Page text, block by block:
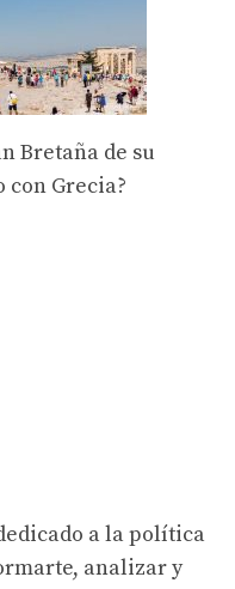
Bretaña de su
Grecia?
a la política
analizar y